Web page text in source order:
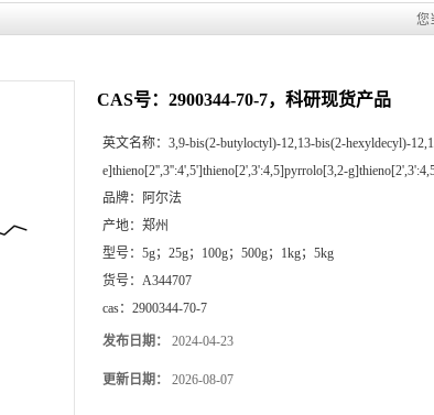
您
CAS号：2900344-70-7，科研现货产品
英文名称： 3,9-bis(2-butyloctyl)-12,13-bis(2-hexyldecyl)-
e]thieno[2'',3'':4',5']thieno[2',3':4,5]pyrrolo[3,2-
品牌：
阿尔法
产地： 郑州
型号： 5g；25g；100g；500g；1kg；5kg
货号： A344707
cas： 2900344-70-7
发布日期： 2024-04-23
更新日期： 2026-08-07